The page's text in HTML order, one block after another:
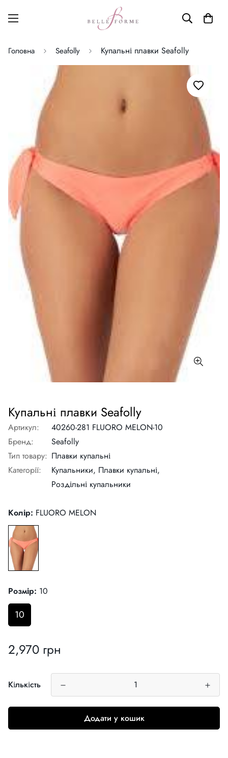
Головна Seafolly Купальні плавки Seafolly
Купальні плавки Seafolly
Артикул:
40260-281 FLUORO MELON-10
Бренд:
Seafolly
Тип товару: Плавки купальні
Категорії:
Купальники, Плавки купальні,
Роздільні купальники
Колір: FLUORO MELON
Розмір: 10
10
Звичайна
2,970 грн
Кількість
Додати у кошик